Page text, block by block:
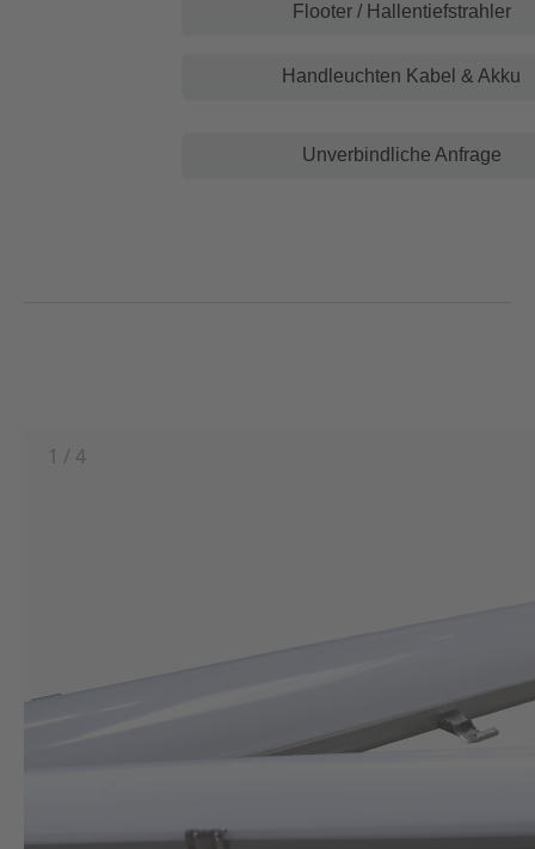
Flooter / Hallentiefstrahler
Handleuchten Kabel & Akku
Unverbindliche Anfrage
1 / 4